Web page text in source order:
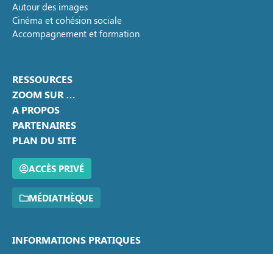
Autour des images
Cinéma et cohésion sociale
Accompagnement et formation
RESSOURCES
ZOOM SUR …
A PROPOS
PARTENAIRES
PLAN DU SITE
ACCÈS PRIVÉ
MÉDIATHÈQUE
INFORMATIONS PRATIQUES